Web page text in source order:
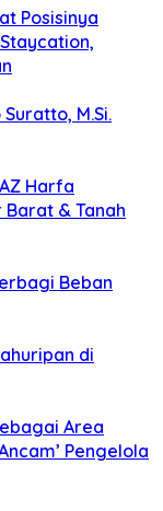
Posisinya
M.Si.
Harfa
& Tanah
Beban
di
Area
Pengelola